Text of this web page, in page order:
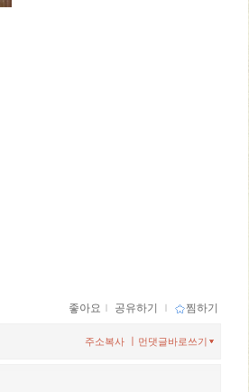
좋아요 ｌ 공유하기 ｌ 찜하기
먼댓글바로쓰기
주소복사